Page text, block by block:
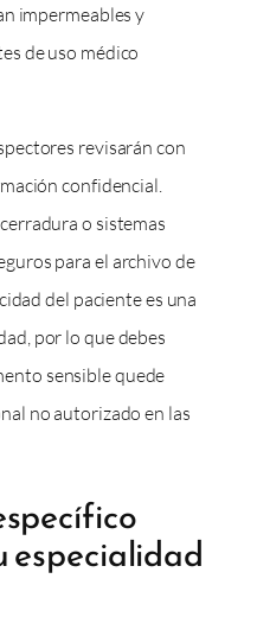
impermeables y
de uso médico
revisarán con
confidencial.
o sistemas
para el archivo de
del paciente es una
por lo que debes
sensible quede
no autorizado en las
especialidad